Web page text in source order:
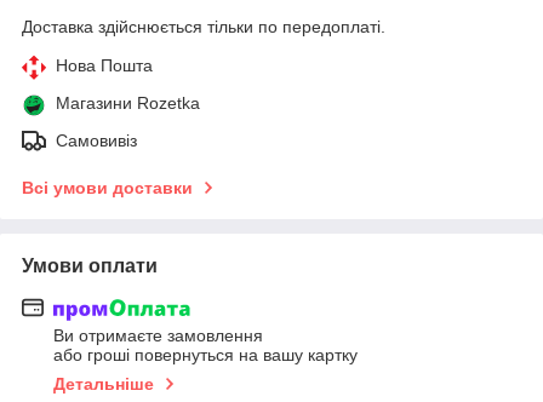
Доставка здійснюється тільки по передоплаті.
Нова Пошта
Магазини Rozetka
Самовивіз
Всі умови доставки
Умови оплати
Ви отримаєте замовлення
або гроші повернуться на вашу картку
Детальніше